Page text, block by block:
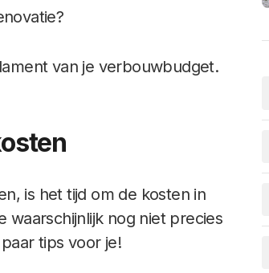
van je verbouwbudget.
is het tijd om de kosten in
waarschijnlijk nog niet precies
tips voor je!